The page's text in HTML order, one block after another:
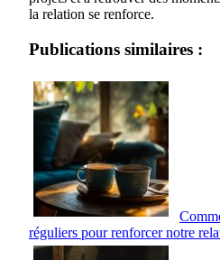
la relation se renforce.
Publications similaires :
réguliers pour renforcer notre